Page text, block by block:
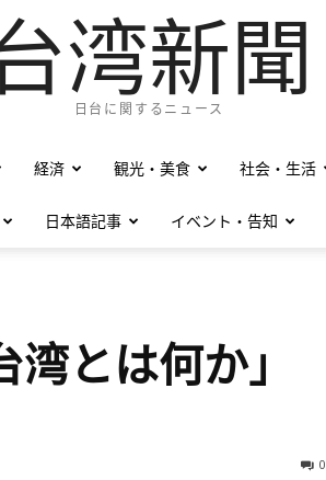
湾新聞
日台に関するニュース
経済 観光・美食 社会・生活
日本語記事 イベント・告知
とは何か」
0